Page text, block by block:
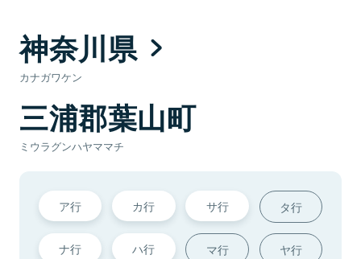
神奈川県
カナガワケン
三浦郡葉山町
ミウラグンハヤママチ
ア行 カ行 サ行 タ行
ナ行 ハ行 マ行 ヤ行